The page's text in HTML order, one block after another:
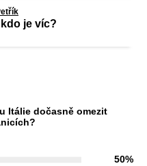
je víc?
Itálie dočasně omezit
50%